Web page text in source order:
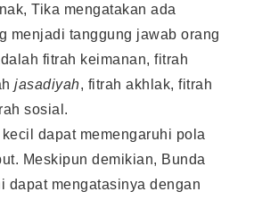
Tika mengatakan ada
menjadi tanggung jawab orang
fitrah keimanan, fitrah
jasadiyah, fitrah akhlak, fitrah
sosial.
dapat memengaruhi pola
Meskipun demikian, Bunda
dapat mengatasinya dengan